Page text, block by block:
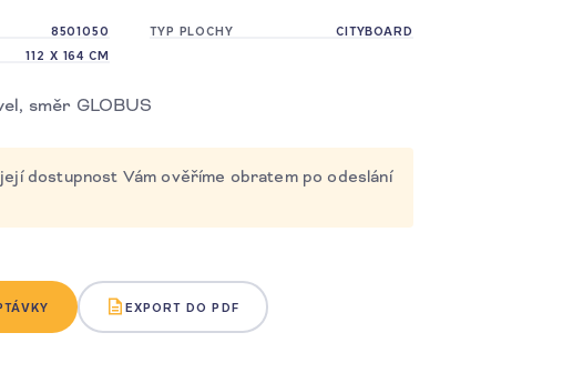
8501050 TYP PLOCHY
CITYBOARD
112 X 164 CM
směr GLOBUS
dostupnost Vám ověříme obratem po odeslání
EXPORT DO PDF